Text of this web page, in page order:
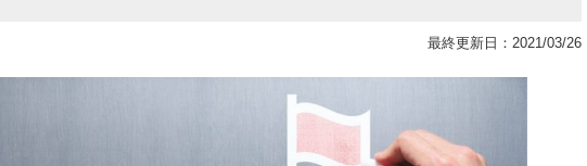
最終更新日：2021/03/26